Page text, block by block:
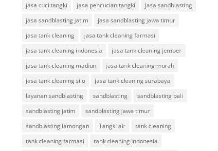
jasa cuci tangki
jasa pencucian tangki
jasa sandblasting
jasa sandblasting jatim
jasa sandblasting jawa timur
jasa tank cleaning
jasa tank cleaning farmasi
jasa tank cleaning indonesia
jasa tank cleaning jember
jasa tank cleaning madiun
jasa tank cleaning murah
jasa tank cleaning silo
jasa tank cleaning surabaya
layanan sandblasting
sandblasting
sandblasting bali
sandblasting jatim
sandblasting jawa timur
sandblasting lamongan
Tangki air
tank cleaning
tank cleaning farmasi
tank cleaning indonesia